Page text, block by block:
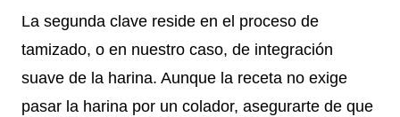
La segunda clave reside en el proceso de
tamizado, o en nuestro caso, de integración
suave de la harina. Aunque la receta no exige
pasar la harina por un colador, asegurarte de que